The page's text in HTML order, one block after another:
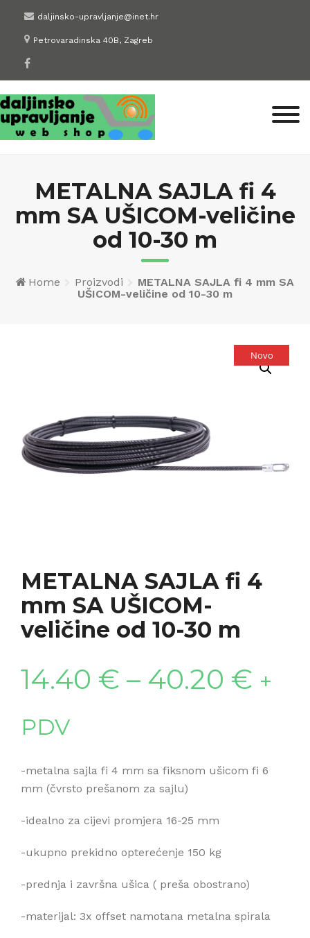
content
daljinsko-upravljanje@inet.hr
Petrovaradinska 40B, Zagreb
METALNA SAJLA fi 4
mm SA UŠICOM-veličine
od 10-30 m
Home Proizvodi
METALNA SAJLA fi 4 mm SA
UŠICOM-veličine od 10-30 m
Novo
METALNA SAJLA fi 4
mm SA UŠICOM-
veličine od 10-30 m
14.40 € – 40.20 € +
PDV
-metalna sajla fi 4 mm sa fiksnom ušicom fi 6
mm (čvrsto prešanom za sajlu)
-idealno za cijevi promjera 16-25 mm
-ukupno prekidno opterećenje 150 kg
-prednja i završna ušica ( preša obostrano)
-materijal: 3x offset namotana metalna spirala